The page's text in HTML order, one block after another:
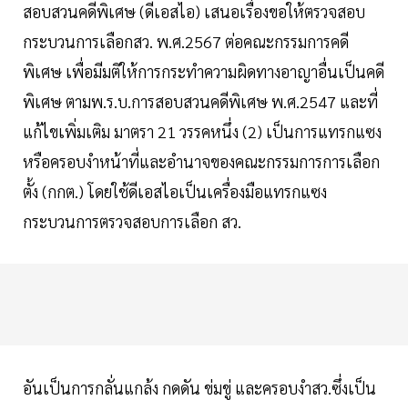
สอบสวนคดีพิเศษ (ดีเอสไอ) เสนอเรื่องขอให้ตรวจสอบ
กระบวนการเลือกสว. พ.ศ.2567 ต่อคณะกรรมการคดี
พิเศษ เพื่อมีมติให้การกระทำความผิดทางอาญาอื่นเป็นคดี
พิเศษ ตามพ.ร.บ.การสอบสวนคดีพิเศษ พ.ศ.2547 และที่
แก้ไขเพิ่มเติม มาตรา 21 วรรคหนึ่ง (2) เป็นการแทรกแซง
หรือครอบงำหน้าที่และอำนาจของคณะกรรมการการเลือก
ตั้ง (กกต.) โดยใช้ดีเอสไอเป็นเครื่องมือแทรกแซง
กระบวนการตรวจสอบการเลือก สว.
อันเป็นการกลั่นแกล้ง กดดัน ข่มขู่ และครอบงำสว.ซึ่งเป็น